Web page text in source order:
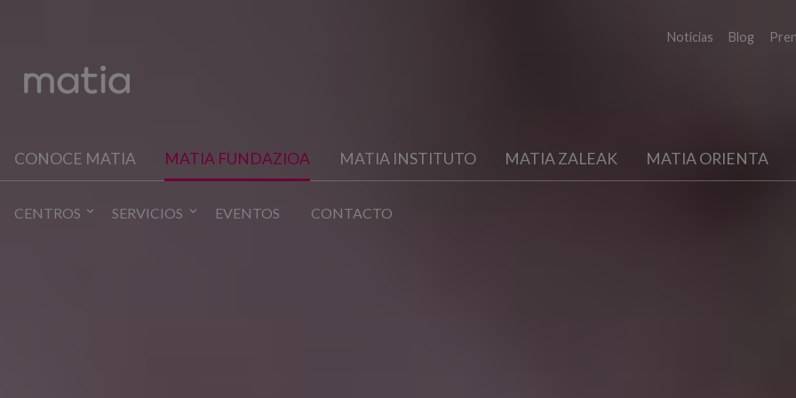
Noticias Blog
CONOCE MATIA MATIA FUNDAZIOA MATIA INSTITUTO MATIA ZALEAK MATIA ORIENTA
CENTROS SERVICIOS EVENTOS CONTACTO